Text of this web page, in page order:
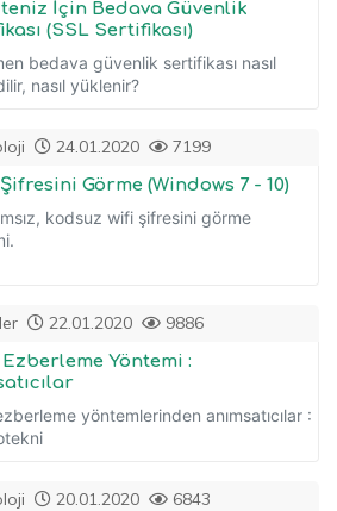
İçin Bedava Güvenlik
(SSL Sertifikası)
bedava güvenlik sertifikası nasıl
nasıl yüklenir?
24.01.2020 7199
Görme (Windows 7 - 10)
kodsuz wifi şifresini görme
22.01.2020 9886
Ezberleme Yöntemi :
yöntemlerinden anımsatıcılar :
20.01.2020 6843